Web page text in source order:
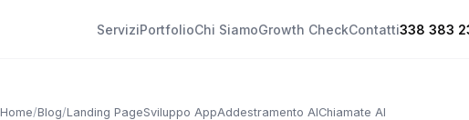
ServiziPortfolioChi SiamoGrowth CheckContatti338 383
Home/Blog/Landing PageSviluppo AppAddestramento AIChiamate AI